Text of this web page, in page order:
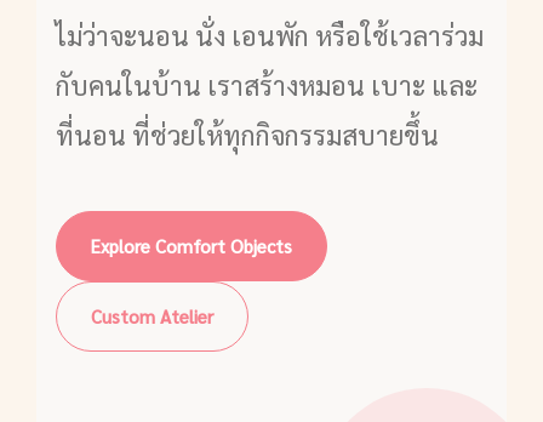
ไม่ว่าจะนอน นั่ง เอนพัก หรือใช้เวลาร่วม
กับคนในบ้าน เราสร้างหมอน เบาะ และ
ที่นอน ที่ช่วยให้ทุกกิจกรรมสบายขึ้น
Explore Comfort Objects
Custom Atelier